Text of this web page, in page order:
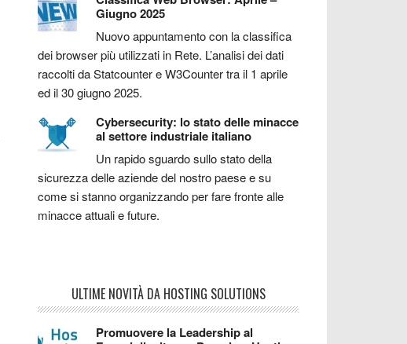
Giugno 2025
Nuovo appuntamento con la classifica
dei browser più utilizzati in Rete. L’analisi dei dati
raccolti da Statcounter e W3Counter tra il 1 aprile
ed il 30 giugno 2025.
Cybersecurity: lo stato delle minacce
al settore industriale italiano
Un rapido sguardo sullo stato della
sicurezza delle aziende del nostro paese e su
come si stanno organizzando per fare fronte alle
minacce attuali e future.
ULTIME NOVITÀ DA HOSTING SOLUTIONS
Promuovere la Leadership al